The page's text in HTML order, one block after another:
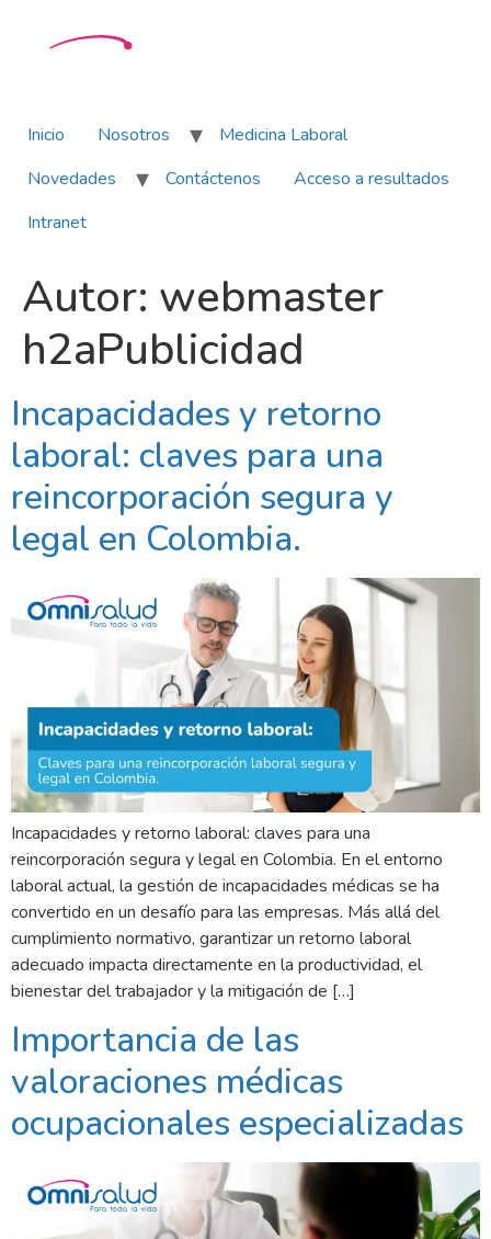
Inicio Nosotros
Medicina Laboral
Novedades
Contáctenos
Acceso a resultados
Intranet
Autor: webmaster
h2aPublicidad
Incapacidades y retorno
laboral: claves para una
reincorporación segura y
legal en Colombia.​
Incapacidades y retorno laboral: claves para una
reincorporación segura y legal en Colombia. En el entorno
laboral actual, la gestión de incapacidades médicas se ha
convertido en un desafío para las empresas. Más allá del
cumplimiento normativo, garantizar un retorno laboral
adecuado impacta directamente en la productividad, el
bienestar del trabajador y la mitigación de […]
Importancia de las
valoraciones médicas
ocupacionales especializadas